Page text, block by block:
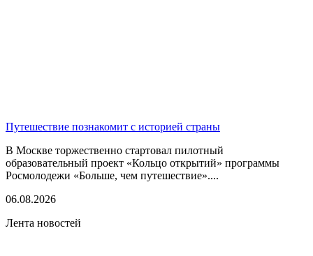
Путешествие познакомит с историей страны
В Москве торжественно стартовал пилотный
образовательный проект «Кольцо открытий» программы
Росмолодежи «Больше, чем путешествие»....
06.08.2026
Лента новостей